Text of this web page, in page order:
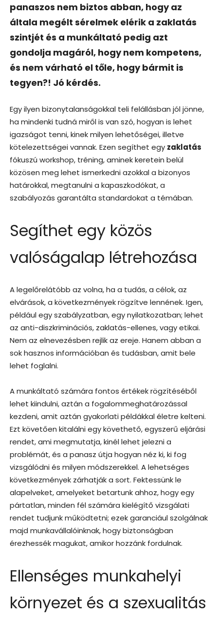
panaszos nem biztos abban, hogy az
általa megélt sérelmek elérik a zaklatás
szintjét és a munkáltató pedig azt
gondolja magáról, hogy nem kompetens,
és nem várható el tőle, hogy bármit is
tegyen?! Jó kérdés.
Egy ilyen bizonytalanságokkal teli felállásban jól jönne,
ha mindenki tudná miről is van szó, hogyan is lehet
igazságot tenni, kinek milyen lehetőségei, illetve
kötelezettségei vannak. Ezen segíthet egy zaklatás
fókuszú workshop, tréning, aminek keretein belül
közösen meg lehet ismerkedni azokkal a bizonyos
határokkal, megtanulni a kapaszkodókat, a
szabályozás garantálta standardokat a témában.
Segíthet egy közös
valóságalap létrehozása
A legelőrelátóbb az volna, ha a tudás, a célok, az
elvárások, a következmények rögzítve lennének. Igen,
például egy szabályzatban, egy nyilatkozatban; lehet
az anti-diszkriminációs, zaklatás-ellenes, vagy etikai.
Nem az elnevezésben rejlik az ereje. Hanem abban a
sok hasznos információban és tudásban, amit bele
lehet foglalni.
A munkáltató számára fontos értékek rögzítéséből
lehet kiindulni, aztán a fogalommeghatározással
kezdeni, amit aztán gyakorlati példákkal életre kelteni.
Ezt követően kitalálni egy követhető, egyszerű eljárási
rendet, ami megmutatja, kinél lehet jelezni a
problémát, és a panasz útja hogyan néz ki, ki fog
vizsgálódni és milyen módszerekkel. A lehetséges
következmények zárhatják a sort. Fektessünk le
alapelveket, amelyeket betartunk ahhoz, hogy egy
pártatlan, minden fél számára kielégítő vizsgálati
rendet tudjunk működtetni; ezek garanciául szolgálnak
majd munkavállalóinknak, hogy biztonságban
érezhessék magukat, amikor hozzánk fordulnak.
Ellenséges munkahelyi
környezet és a szexualitás